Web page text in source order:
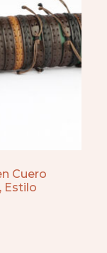
Cuero
Estilo